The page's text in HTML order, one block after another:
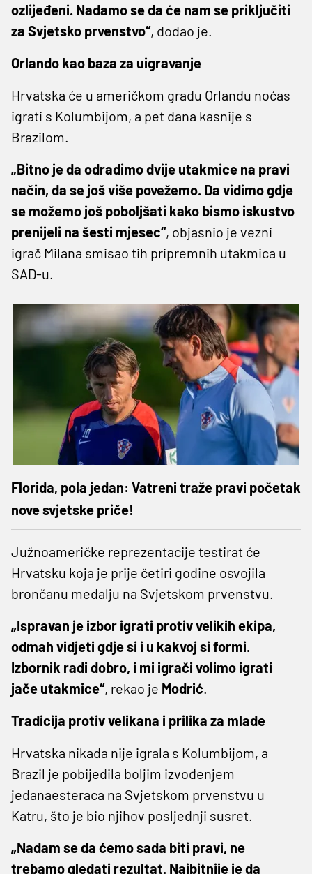
ozlijeđeni. Nadamo se da će nam se priključiti
za Svjetsko prvenstvo“, dodao je.
Orlando kao baza za uigravanje
Hrvatska će u američkom gradu Orlandu noćas
igrati s Kolumbijom, a pet dana kasnije s
Brazilom.
„Bitno je da odradimo dvije utakmice na pravi
način, da se još više povežemo. Da vidimo gdje
se možemo još poboljšati kako bismo iskustvo
prenijeli na šesti mjesec“, objasnio je vezni
igrač Milana smisao tih pripremnih utakmica u
SAD-u.
Florida, pola jedan: Vatreni traže pravi početak
nove svjetske priče!
Južnoameričke reprezentacije testirat će
Hrvatsku koja je prije četiri godine osvojila
brončanu medalju na Svjetskom prvenstvu.
„Ispravan je izbor igrati protiv velikih ekipa,
odmah vidjeti gdje si i u kakvoj si formi.
Izbornik radi dobro, i mi igrači volimo igrati
jače utakmice“, rekao je Modrić.
Tradicija protiv velikana i prilika za mlade
Hrvatska nikada nije igrala s Kolumbijom, a
Brazil je pobijedila boljim izvođenjem
jedanaesteraca na Svjetskom prvenstvu u
Katru, što je bio njihov posljednji susret.
„Nadam se da ćemo sada biti pravi, ne
trebamo gledati rezultat. Najbitnije je da